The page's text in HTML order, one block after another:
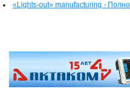
«Lights-out» manufacturing -